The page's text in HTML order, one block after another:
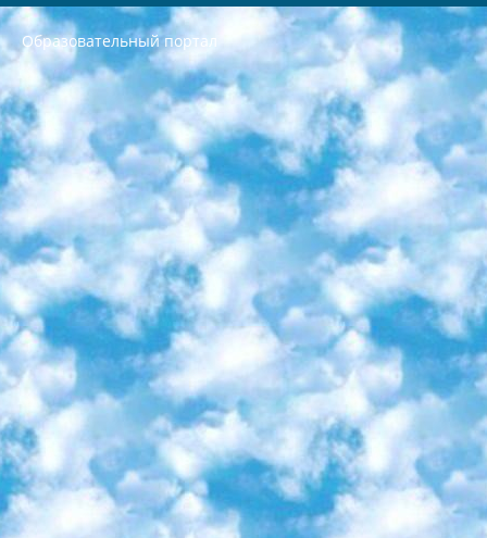
Образовательный портал
РЕСПУБЛИКА УЗБЕКИСТАН МИНИСТРЕРСТВО ДОШКОЛЬНОГО И ШКОЛЬНОГО ОБРАЗОВАНИЯ КОМАНДА в общеобразовательных учреждениях в 2023-2024 учебном году организация и проведение итоговой государственной аттестации обучающихся о Министра дошкольного и школьного образования Республики Узбекистан от 4 марта 2008 года (постановлением Минюста от 20 марта 2008 года № 1778 государственной регистрации) «Итоговое состояние учащихся общего среднего образования на основании положения об утверждении положения об аттестации общего среднего образования выпускной экзамен студентов в образовательных учреждениях в 2023-2024 учебном году В целях организации и прохождения аттестации приказываю: 1. Следующее: перечень предметов, по которым будет проводиться итоговая государственная аттестация и экзамен формы перевода согласно приложению 1; сертификаты международного образца, оценивающие уровень владения иностранными языками перечень согласно приложению 2; 2. Педагогический при специализированных образовательных учреждениях. научно-практический центр квалификации и международной оценки (Д.Давидова) 2024 г. До 25 марта: задания по предметам, по которым будет проводиться итоговая аттестация разработка и утверждение технических условий; итоговая аттестация на основании разработанного предметного задания разработка вопросов по предметам (устно и письменно), экзамен передача; общеобразовательные средние школы и специальные учебные заведения учащиеся выпускных классов школ и интернатов в агентской системе подготовка базы данных экзаменационных материалов и критериев оценки; перевод базы экзаменационных материалов на все языки обучения подать в Республиканский образовательный центр для изготовления; варианты экзаменов на основе разработанных контрольных материалов пусть будут поставлены задачи формирования. 3. Республиканский образовательный центр (Ш.Худайкулов) до 5 апреля 2024 года. до: база данных предоставленных экзаменационных материалов на все языки обучения перевод и экспертиза; для слепых, слабовидящих, глухих, слабослышащих и умственно отсталых детей учащиеся выпускных классов специализированных школ и школ-интернатов база данных экзаменационных материалов на всех преподаваемых языках подготовка критериев оценки; специализированные школы для умственно отсталых детей и технологии для учащихся выпускных классов школ-интернатов разработка соответствующих рекомендаций и критериев проведения ЕГЭ по естествознанию давать задания. 4. Педагогический при специализированных образовательных учреждениях. Научно-практический центр навыков и международной оценки (Д.Давидова), Республика образовательный центр (Худайкулов Ш.) итоговый государственный аттестационный экзамен ориентирован на творческое и логическое мышление при подготовке базы материалов учитывать введение заданий. 5. Следует отметить, что: сертификат государственного образца о знании общеобразовательного предмета и как минимум национальный уровень B1 по предметам на иностранных языках, указанным в Приложении 2. или международно признанный сертификат эквивалентного уровня студенты, изучающие определенный предмет, освобождаются от экзамена; по соответствующим предметам запланирована итоговая государственная аттестация за день до дня, путем жеребьевки Рабочей группой (в письменной форме по предметам, проводимым в форме) из числа сформированных вариантов выбрано 2 варианта; 2 выбранных варианта экзамена анонсированы на официальном сайте министерства и все выпускники по всей стране на основе этих вариантов проводит итоговую государственную аттестацию. 6. Государственное образование учащихся средних общеобразовательных учреждений. знания в соответствии с квалификационными требованиями, которые необходимо приобрести на основании стандартов итоговый (выпускной) контроль для 9 и 11 классов в целях тестирования Экзамены (далее – экзамены) состоят из предметов, перечисленных в приложении 1. будет сделано. 7. Экзамены пройдут с 26 мая по 15 июня 2024 г. (кроме науки физического воспитания). 8. Физическая для учащихся 9 классов общесредних образовательных учреждений. Экзамены по предмету «Образование, квалификация медицина» 1-6 мая 2024 года. сотрудники перевести под присмотр (с отклонениями в физическом или умственном развитии) специализированная школа для детей, школы-интернаты и со сколиозом школы-интернаты санаторного типа для больных детей исключены). 9. Он был слепым, слабовидящим и имел нарушения опорно-двигательного аппарата. экзамены в специализированных школах и интернатах для детей должны проводиться исходя из требований, предъявляемых к общеобразовательным учреждениям (физкультура кроме науки). 10. Специализированная школа для глухих и слабослышащих детей. и экзамены в интернатах и быть реализован в виде письменного теста по математике. 11. Специальность для умственно отсталых детей. Для 9 класса Родной язык и литературное письмо Государственный язык (язык обучения – узбекский). для неклассов) написано Математическое письмо Письменная/устная история Узбекистана Физическое воспитание практично Итоговый контроль Для 11 класса Написание родного языка и литературы (эссе) Математическое письмо Узбекский язык (обучение на узбекском языке) не посещающее общее среднее образование для учреждений)/Образовательное учреждение выбор письменный и устный Иностранный язык письменный/устный Письменная/устная история Узбекистана *По выбору студента:  Химия  Физика  Основы государственного права  География 10 бесплатных образовательных ресурсов - Мы составили подборку онлайн-проектов с интерактивными упражнениями, видеолекциями и статьями. Они помогут вам обрести новые и освежить старые знания бесплатно. 1. «ИНТУИТ» Старейшая образовательная площадка Рунета. Здесь вы найдёте сотни текстовых и видеокурсов на десятки различных тем — от программирования до психологии. Многие курсы подготовлены российскими университетами и крупными международными компаниями вроде Intel и Microsoft. Самостоятельное обучение бесплатное, но желающие могут оплатить услуги персональных наставников. 2. «Смартия» знакомит с актуальными профессиями и подсказывает, как им обучаться. Выбрав заинтересовавшую вас специальность — SMM-специалист, фотограф, веб-дизайнер или другую, — увидите список необходимых для неё умений. Чтобы вы могли освоить их самостоятельно, для каждого умения площадка отображает подборку ссылок на учебные материалы. Хотя «Смартия» ориентируется на русскоязычную аудиторию, часть контента всё же доступна только на английском. 3. «Лекторий Физтеха» Проект Московского физико-технического института (Физтеха). С его помощью вы можете смотреть онлайн серии лекций, записанные на видео в этом вузе. В числе доступных предметов — физика, биология, химия, информационные технологии и другие. К некоторым лекциям администрация ресурса прилагает готовые конспекты, которые можно скачивать в PDF-формате. 4. ITMOcourses Онлайн-площадка Санкт-Петербургского национального исследовательского университета информационных технологий, механики и оптики (ИТМО). Ресурс предоставляет свободный доступ к курсам, разработанным в этом вузе. Каталог материалов разбит на четыре категории: «Оптические системы и технологии», «Приборостроение и робототехника», «Информационные технологии» и «Биотехнологии». Курсы состоят из видеолекций, интерактивных демонстраций и заданий. 5. «КиберЛенинка» Электронная научная библиотека открытого доступа. Каталог площадки регулярно обрастает текстами статей из различных научных изданий. Сгруппированные по журналам и рубрикам публикации можно читать онлайн или скачивать целиком в PDF-формате. Проект нацелен на популяризацию науки за счёт открытого доступа к качественной информации. 6. «ПостНаука» На этом ресурсе публикуют подборки видеолекций, составленные экспертами из разных отраслей и объединённые общими темами. Среди них, к примеру, есть серии «Биоинформатика и геномика», «Культура средневековой Скандинавии» и Cinema Studies о теории кино. Каждая подборка лекций — логически связанная история, рассказанная экспертом от первого лица. Кроме того, на сайте появляются научно-образовательные статьи и тесты на разные темы. 7. «Newочём» Команда проекта «Newочём» отбирает самые интересные тексты из англоязычных СМИ и переводит те из них, за которые голосуют участники сообщества «ВКонтакте». По большей части это научно-популярные статьи. Редакторы придумывают лишь заголовки, в остальном содержание переводов соответствует оригиналам. Полные тексты можно читать прямо в социальной сети. 8. InternetUrok Онлайн-база материалов по основным дисциплинам школьной программы. Информация на сайте структурирована по классам, предметам и темам (урокам). Каждый урок состоит из видеолекций и конспектов. Есть также интерактивные тренажёры и тесты для закрепления пройденного материала. Даже если вы давно окончили школу, возможность повторить программу старших классов всегда может пригодиться. 9. Edutainme Ещё один ресурс об образовании. В отличие от Newtonew, как мне кажется, Edutainme больше ориентируется на представителей индустрии: педагогов, предпринимателей, разработчиков образовательных проектов. Но и любой, кто просто стремится к саморазвитию, найдёт на сайте много полезного и интересного для себя. Например, информацию о новых курсах и образовательных сервисах. 10. Newtonew Онлайн-медиа об образовании и обучении в широком смысле. Авторы Newtonew пишут об инструментах, заведениях, тактиках и стратегиях, которые помогают учить других и получать новые знания самостоятельно. На этой площадке вы найдёте новости, обзоры, аналитические мат